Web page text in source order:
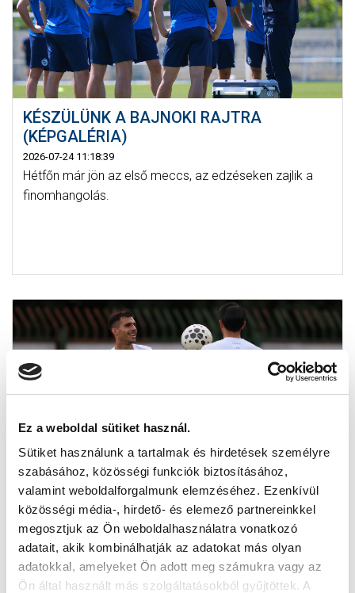
Ez a weboldal sütiket használ.
Sütiket használunk a tartalmak és hirdetések személyre
szabásához, közösségi funkciók biztosításához,
valamint weboldalforgalmunk elemzéséhez. Ezenkívül
közösségi média-, hirdető- és elemező partnereinkkel
megosztjuk az Ön weboldalhasználatra vonatkozó
adatait, akik kombinálhatják az adatokat más olyan
adatokkal, amelyeket Ön adott meg számukra vagy az
Ön által használt más szolgáltatásokból gyűjtöttek. A
KÉSZÜLÜNK A BAJNOKI RAJTRA
(KÉPGALÉRIA)
2026-07-24 11:18:39
Hétfőn már jön az első meccs, az edzéseken zajlik a
finomhangolás.
HÉTFŐI MECCSEL KEZDJÜK AZ IDÉNYT,
SZOMBATON LESZ A FŐVÁROSI
RANGADÓ
2026-07-16 12:34:12
Az MLSZ Versenybizottsága kijelölte az OTP Bank Liga